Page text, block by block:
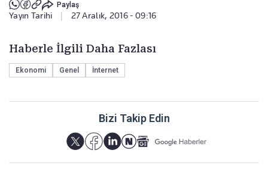
Paylaş
Yayın Tarihi 27 Aralık, 2016 - 09:16
Haberle İlgili Daha Fazlası
Ekonomi Genel İnternet
Bizi Takip Edin